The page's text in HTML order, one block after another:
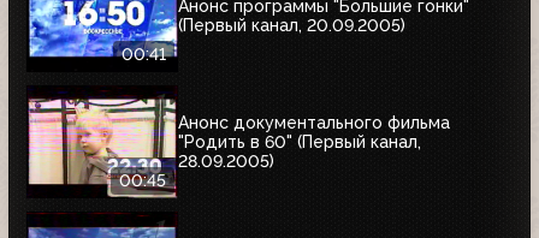
00:41
Анонс программы "Большие гонки"
(Первый канал, 20.09.2005)
00:45
Анонс документального фильма
"Родить в 60" (Первый канал,
28.09.2005)